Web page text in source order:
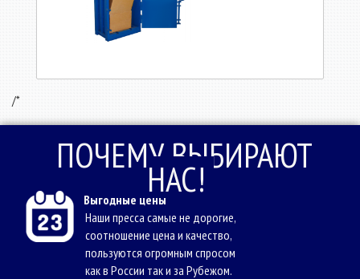
/*
ПОЧЕМУ ВЫБИРАЮТ
НАС!
Выгодные цены
Наши пресса самые не дорогие,
соотношение цена и качество,
пользуются огромным спросом
как в России так и за Рубежом.